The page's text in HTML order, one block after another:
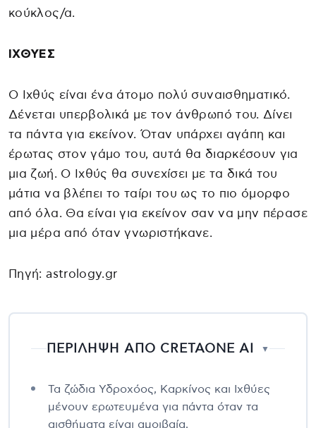
κούκλος/α.
ΙΧΘΥΕΣ
Ο Ιχθύς είναι ένα άτομο πολύ συναισθηματικό.
Δένεται υπερβολικά με τον άνθρωπό του. Δίνει
τα πάντα για εκείνον. Όταν υπάρχει αγάπη και
έρωτας στον γάμο του, αυτά θα διαρκέσουν για
μια ζωή. Ο Ιχθύς θα συνεχίσει με τα δικά του
μάτια να βλέπει το ταίρι του ως το πιο όμορφο
από όλα. Θα είναι για εκείνον σαν να μην πέρασε
μια μέρα από όταν γνωριστήκανε.
Πηγή: astrology.gr
ΠΕΡΙΛΗΨΗ ΑΠΟ CRETAONE AI ▼
Τα ζώδια Υδροχόος, Καρκίνος και Ιχθύες
μένουν ερωτευμένα για πάντα όταν τα
αισθήματα είναι αμοιβαία.